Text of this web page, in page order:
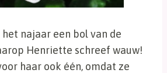
najaar een bol van de
Henriette schreef wauw!
haar ook één, omdat ze